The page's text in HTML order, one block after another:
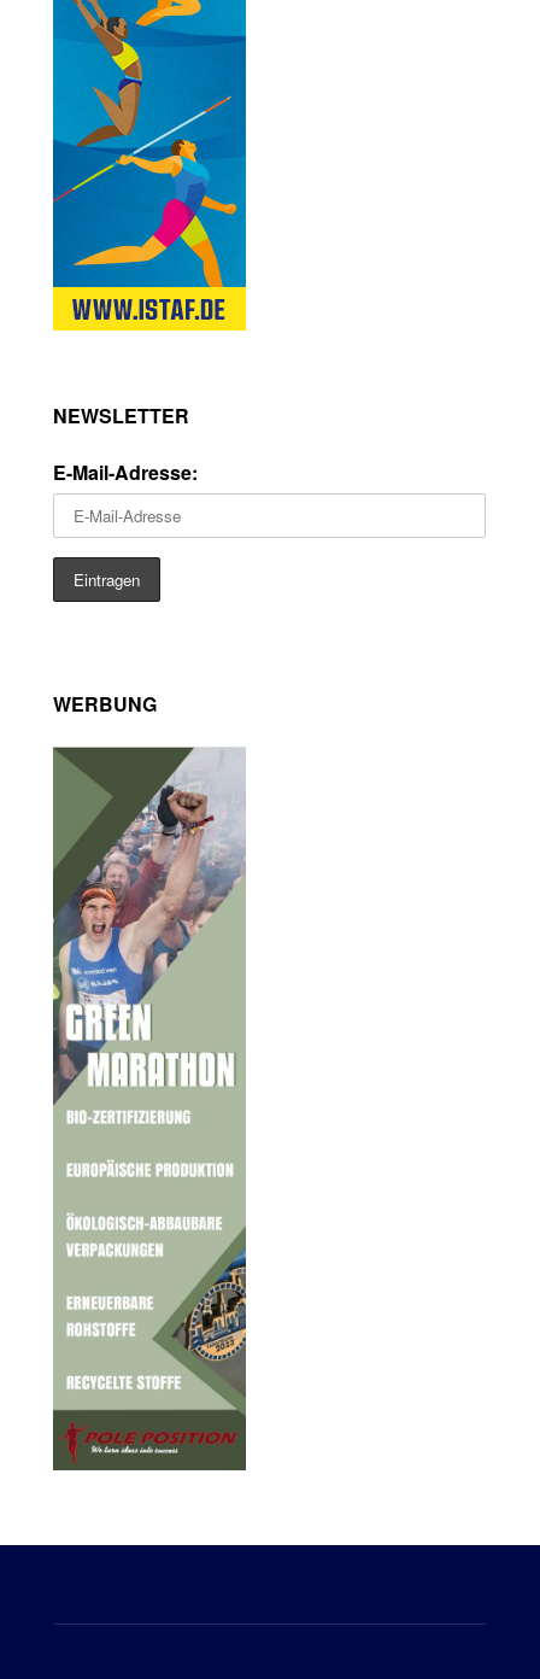
NEWSLETTER
E-Mail-Adresse:
WERBUNG